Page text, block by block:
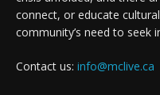
connect, or educate
community’s need to seek
Contact us: info@mclive.ca